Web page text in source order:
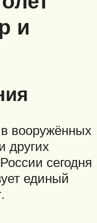
и
вооружённых
других
сегодня
единый